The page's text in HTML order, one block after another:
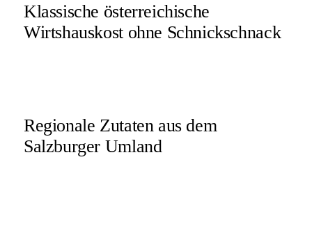
Klassische österreichische
Wirtshauskost ohne Schnickschnack
Regionale Zutaten aus dem
Salzburger Umland